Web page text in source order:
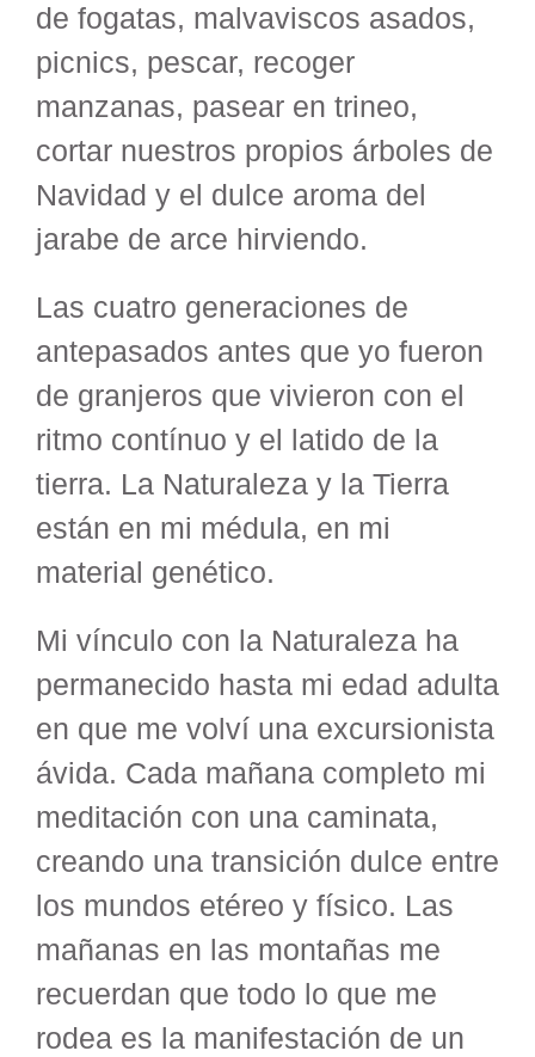
de fogatas, malvaviscos asados,
picnics, pescar, recoger
manzanas, pasear en trineo,
cortar nuestros propios árboles de
Navidad y el dulce aroma del
jarabe de arce hirviendo.
Las cuatro generaciones de
antepasados antes que yo fueron
de granjeros que vivieron con el
ritmo contínuo y el latido de la
tierra. La Naturaleza y la Tierra
están en mi médula, en mi
material genético.
Mi vínculo con la Naturaleza ha
permanecido hasta mi edad adulta
en que me volví una excursionista
ávida. Cada mañana completo mi
meditación con una caminata,
creando una transición dulce entre
los mundos etéreo y físico. Las
mañanas en las montañas me
recuerdan que todo lo que me
rodea es la manifestación de un